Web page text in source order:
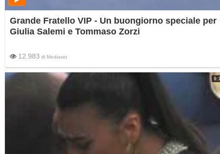
Grande Fratello VIP - Un buongiorno speciale per
Giulia Salemi e Tommaso Zorzi
12.983 di Mediaset